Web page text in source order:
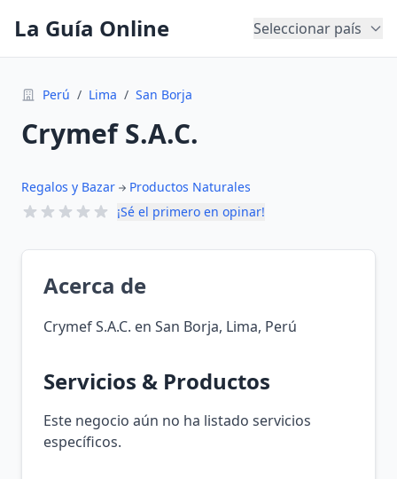
La Guía Online Seleccionar país
Perú / Lima / San Borja
Crymef S.A.C.
Regalos y Bazar
Productos Naturales
¡Sé el primero en opinar!
Acerca de
Crymef S.A.C. en San Borja, Lima, Perú
Servicios & Productos
Este negocio aún no ha listado servicios
específicos.